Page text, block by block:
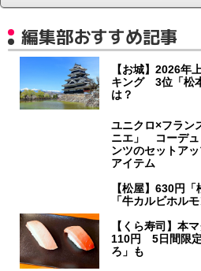
編集部おすすめ記事
【お城】2026年
キング 3位「松
は？
ユニクロ×フラン
ニエ」 コーデュ
ンツのセットア
アイテム
【松屋】630円
「牛カルビホル
【くら寿司】本
110円 5日間限
ろ」も